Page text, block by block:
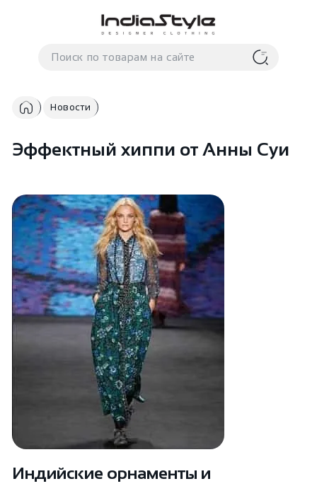
Корзина
В корзиненеттоваров
Корзина покупок пуста..
Новости
Эффектный хиппи от Анны Суи
Индийские орнаменты и